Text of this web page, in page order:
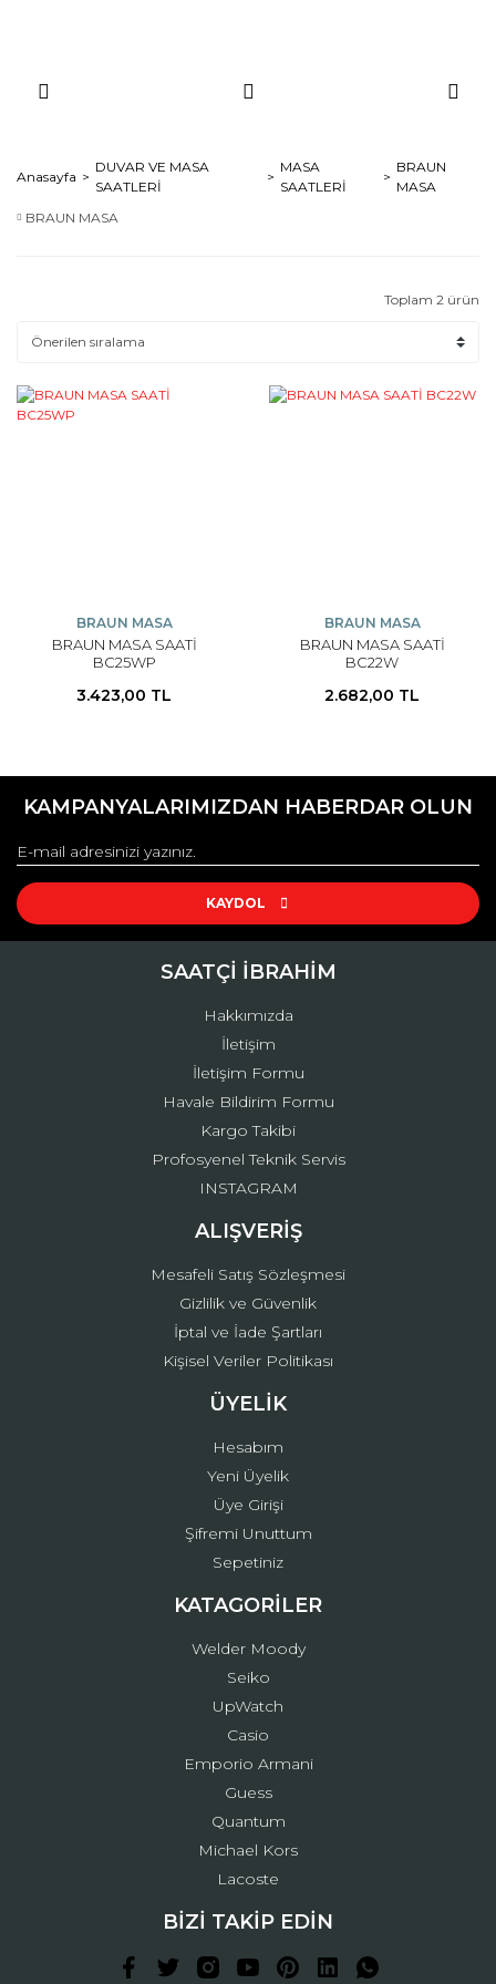
Anasayfa
DUVAR VE MASA
SAATLERİ
MASA
SAATLERİ
BRAUN
MASA
BRAUN MASA
Toplam 2 ürün
BRAUN MASA
BRAUN MASA SAATİ
BC25WP
3.423,00 TL
BRAUN MASA
BRAUN MASA SAATİ
BC22W
2.682,00 TL
KAMPANYALARIMIZDAN HABERDAR OLUN
KAYDOL
SAATÇİ İBRAHİM
Hakkımızda
İletişim
İletişim Formu
Havale Bildirim Formu
Kargo Takibi
Profosyenel Teknik Servis
INSTAGRAM
ALIŞVERİŞ
Mesafeli Satış Sözleşmesi
Gizlilik ve Güvenlik
İptal ve İade Şartları
Kişisel Veriler Politikası
ÜYELİK
Hesabım
Yeni Üyelik
Üye Girişi
Şifremi Unuttum
Sepetiniz
KATAGORİLER
Welder Moody
Seiko
UpWatch
Casio
Emporio Armani
Guess
Quantum
Michael Kors
Lacoste
BİZİ TAKİP EDİN